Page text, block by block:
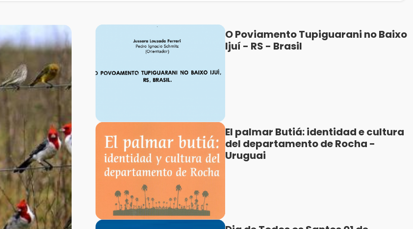
O Poviamento Tupiguarani no Baixo
Ijuí - RS - Brasil
El palmar Butiá: identidad e cultura
del departamento de Rocha -
Uruguai